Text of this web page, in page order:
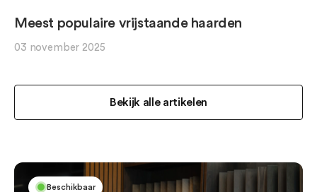
Meest populaire vrijstaande haarden
03 november 2025
Bekijk alle artikelen
Beschikbaar